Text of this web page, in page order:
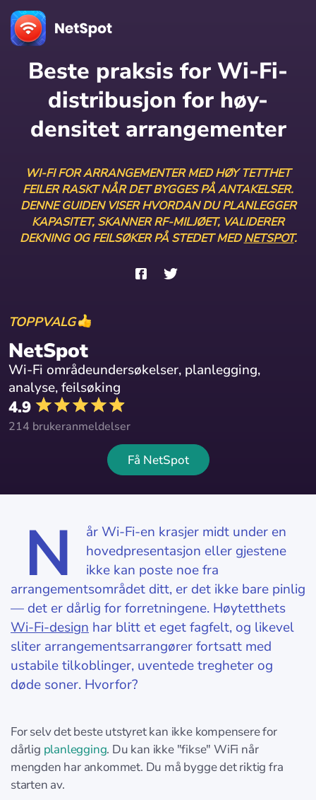
Beste praksis for Wi-Fi-
distribusjon for høy-
densitet arrangementer
WI-FI FOR ARRANGEMENTER MED HØY TETTHET
FEILER RASKT NÅR DET BYGGES PÅ ANTAKELSER.
DENNE GUIDEN VISER HVORDAN DU PLANLEGGER
KAPASITET, SKANNER RF-MILJØET, VALIDERER
DEKNING OG FEILSØKER PÅ STEDET MEDNETSPOT.
TOPPVALG
NetSpot
Wi-Fi områdeundersøkelser, planlegging,
analyse, feilsøking
4.9
214 brukeranmeldelser
Få NetSpot
N
år Wi-Fi-en krasjer midt under en
hovedpresentasjon eller gjestene
ikke kan poste noe fra
arrangementsområdet ditt, er det ikke bare pinlig
— det er dårlig for forretningene. Høytetthets
Wi-Fi-design har blitt et eget fagfelt, og likevel
sliter arrangementsarrangører fortsatt med
ustabile tilkoblinger, uventede tregheter og
døde soner. Hvorfor?
For selv det beste utstyret kan ikke kompensere for
dårlig planlegging. Du kan ikke "fikse" WiFi når
mengden har ankommet. Du må bygge det riktig fra
starten av.